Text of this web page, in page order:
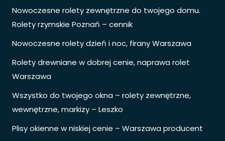
Nowoczesne rolety zewnętrzne do twojego domu.
Rolety rzymskie Poznań – cennik
Nowoczesne rolety dzień i noc, firany Warszawa
Rolety drewniane w dobrej cenie, naprawa rolet
Warszawa
Wszystko do twojego okna – rolety zewnętrzne,
wewnętrzne, markizy – Leszko
Plisy okienne w niskiej cenie – Warszawa producent